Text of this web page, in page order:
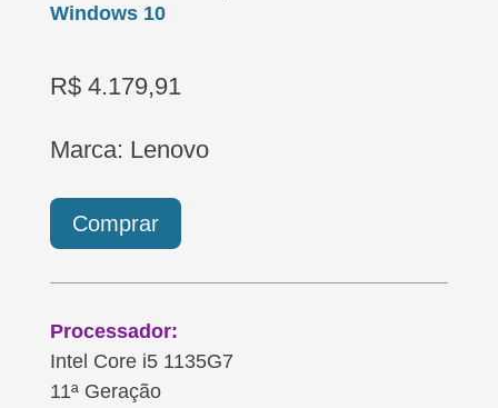
Windows 10
R$ 4.179,91
Marca: Lenovo
Comprar
Processador:
Intel Core i5 1135G7
11ª Geração